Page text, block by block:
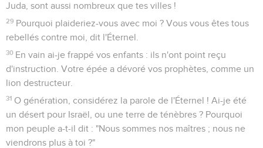
Juda, sont aussi nombreux que tes villes !
29 Pourquoi plaideriez-vous avec moi ? Vous vous êtes tous
rebellés contre moi, dit l'Éternel.
30 En vain ai-je frappé vos enfants : ils n'ont point reçu
d'instruction. Votre épée a dévoré vos prophètes, comme un
lion destructeur.
31 O génération, considérez la parole de l'Éternel ! Ai-je été
un désert pour Israël, ou une terre de ténèbres ? Pourquoi
mon peuple a-t-il dit : "Nous sommes nos maîtres ; nous ne
viendrons plus à toi ?"